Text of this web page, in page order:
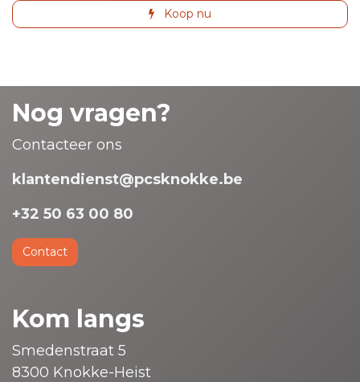
Koop nu
Nog vragen?
Contacteer ons
klantendienst@pcsknokke.be
+32 50 63 00 80
Contact
Kom langs
Smedenstraat 5
8300 Knokke-Heist